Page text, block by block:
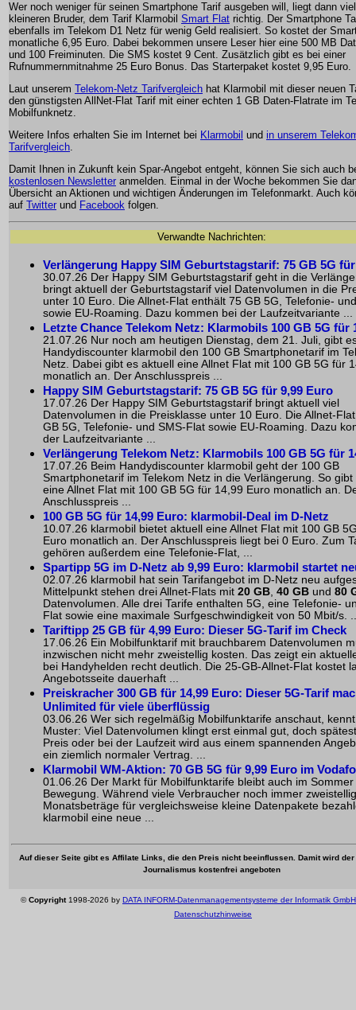
Wer noch weniger für seinen Smartphone Tarif ausgeben will, liegt dann
kleineren Bruder, dem Tarif Klarmobil Smart Flat richtig. Der Smartphone
ebenfalls im Telekom D1 Netz für wenig Geld realisiert. So kostet der
monatliche 6,95 Euro. Dabei bekommen unsere Leser hier eine 500 MB
und 100 Freiminuten. Die SMS kostet 9 Cent. Zusätzlich gibt es bei einer
Rufnummernmitnahme 25 Euro Bonus. Das Starterpaket kostet 9,95 Euro.
Laut unserem Telekom-Netz Tarifvergleich hat Klarmobil mit dieser neuen
den günstigsten AllNet-Flat Tarif mit einer echten 1 GB Daten-Flatrate im
Mobilfunknetz.
Weitere Infos erhalten Sie im Internet bei Klarmobil und in unserem
Tarifvergleich.
Damit Ihnen in Zukunft kein Spar-Angebot entgeht, können Sie sich auch
kostenlosen Newsletter anmelden. Einmal in der Woche bekommen Sie
Übersicht an Aktionen und wichtigen Änderungen im Telefonmarkt. Auch
auf Twitter und Facebook folgen.
Verwandte Nachrichten:
Verlängerung Happy SIM Geburtstagstarif: 75 GB 5G
30.07.26 Der Happy SIM Geburtstagstarif geht in die
bringt aktuell der Geburtstagstarif viel Datenvolumen in die
unter 10 Euro. Die Allnet-Flat enthält 75 GB 5G, Telefonie-
sowie EU-Roaming. Dazu kommen bei der Laufzeitvariante ...
Letzte Chance Telekom Netz: Klarmobils 100 GB 5G für
21.07.26 Nur noch am heutigen Dienstag, dem 21. Juli, gibt
Handydiscounter klarmobil den 100 GB Smartphonetarif im
Netz. Dabei gibt es aktuell eine Allnet Flat mit 100 GB 5G für
monatlich an. Der Anschlusspreis ...
Happy SIM Geburtstagstarif: 75 GB 5G für 9,99 Euro
17.07.26 Der Happy SIM Geburtstagstarif bringt aktuell viel
Datenvolumen in die Preisklasse unter 10 Euro. Die Allnet-
GB 5G, Telefonie- und SMS-Flat sowie EU-Roaming. Dazu
der Laufzeitvariante ...
Verlängerung Telekom Netz: Klarmobils 100 GB 5G für
17.07.26 Beim Handydiscounter klarmobil geht der 100 GB
Smartphonetarif im Telekom Netz in die Verlängerung. So gibt
eine Allnet Flat mit 100 GB 5G für 14,99 Euro monatlich an.
Anschlusspreis ...
100 GB 5G für 14,99 Euro: klarmobil-Deal im D-Netz
10.07.26 klarmobil bietet aktuell eine Allnet Flat mit 100 GB
Euro monatlich an. Der Anschlusspreis liegt bei 0 Euro. Zum
gehören außerdem eine Telefonie-Flat, ...
Spartipp 5G im D-Netz ab 9,99 Euro: klarmobil startet
02.07.26 klarmobil hat sein Tarifangebot im D-Netz neu
Mittelpunkt stehen drei Allnet-Flats mit 20 GB 40 GB und 80
Datenvolumen. Alle drei Tarife enthalten 5G, eine Telefonie-
Flat sowie eine maximale Surfgeschwindigkeit von 50 Mbit/s.
Tariftipp 25 GB für 4,99 Euro: Dieser 5G-Tarif im Check
17.06.26 Ein Mobilfunktarif mit brauchbarem Datenvolumen
inzwischen nicht mehr zweistellig kosten. Das zeigt ein
bei Handyhelden recht deutlich. Die 25-GB-Allnet-Flat kostet
Angebotsseite dauerhaft ...
Preiskracher 300 GB für 14,99 Euro: Dieser 5G-Tarif
Unlimited für viele überflüssig
03.06.26 Wer sich regelmäßig Mobilfunktarife anschaut,
Muster: Viel Datenvolumen klingt erst einmal gut, doch
Preis oder bei der Laufzeit wird aus einem spannenden
ein ziemlich normaler Vertrag. ...
Klarmobil WM-Aktion: 70 GB 5G für 9,99 Euro im
01.06.26 Der Markt für Mobilfunktarife bleibt auch im
Bewegung. Während viele Verbraucher noch immer
Monatsbeträge für vergleichsweise kleine Datenpakete
klarmobil eine neue ...
Auf dieser Seite gibt es Affilate Links, die den Preis nicht beeinflussen. Damit wird
Journalismus kostenfrei angeboten
©Copyright1998-2026 by DATA INFORM-Datenmanagementsysteme der Informatik GmbH
Datenschutzhinweise